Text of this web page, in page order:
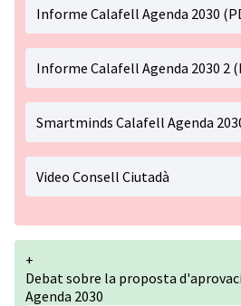
Informe Calafell Agenda 2030
Informe Calafell Agenda 2030 2
Smartminds Calafell Agenda
Video Consell Ciutadà
+
Debat sobre la proposta
Agenda 2030